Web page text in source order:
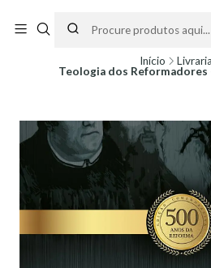
partir do dia 11 de Agosto, às 10H.
Início
Livraria
Teologia dos